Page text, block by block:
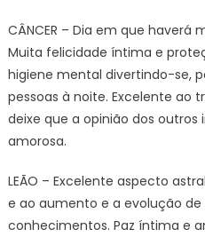
CÂNCER – Dia em que
Muita felicidade íntima e
higiene mental divertindo-se,
pessoas à noite. Excelente ao
deixe que a opinião dos outros
amorosa.
LEÃO – Excelente aspecto
e ao aumento e a evolução de
conhecimentos. Paz íntima e